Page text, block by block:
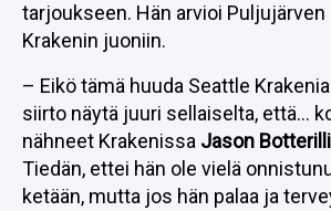
tarjoukseen. Hän arvioi
Krakenin juoniin.
– Eikö tämä huuda Seattle
siirto näytä juuri sellaiselta, että…
nähneet Krakenissa Jason
Tiedän, ettei hän ole vielä
ketään, mutta jos hän palaa ja